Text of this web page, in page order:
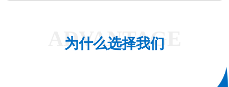
ADVANTAGE
为什么选择我们